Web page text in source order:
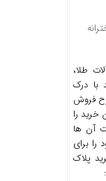
طلا،
با درک
فروش
را
آن ها
را برای
پلاک